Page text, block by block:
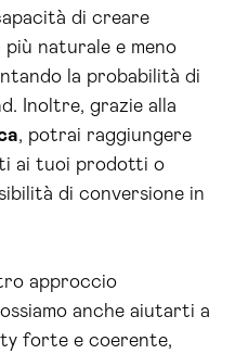
di creare
più naturale e meno
la probabilità di
Inoltre, grazie alla
, potrai raggiungere
ai tuoi prodotti o
di conversione in
approccio
anche aiutarti a
forte e coerente,